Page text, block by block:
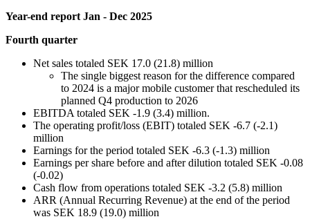
Year-end report Jan - Dec 2025
Fourth quarter
Net sales totaled SEK 17.0 (21.8) million
The single biggest reason for the difference compared
to 2024 is a major mobile customer that rescheduled its
planned Q4 production to 2026
EBITDA totaled SEK -1.9 (3.4) million.
The operating profit/loss (EBIT) totaled SEK -6.7 (-2.1)
million
Earnings for the period totaled SEK -6.3 (-1.3) million
Earnings per share before and after dilution totaled SEK -0.08
(-0.02)
Cash flow from operations totaled SEK -3.2 (5.8) million
ARR (Annual Recurring Revenue) at the end of the period
was SEK 18.9 (19.0) million